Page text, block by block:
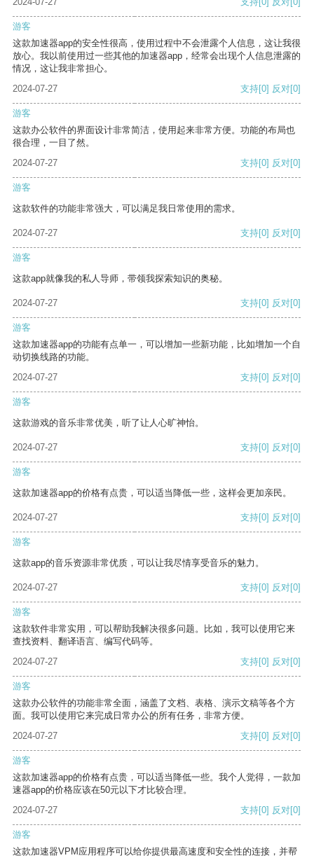
游客
这款加速器app的安全性很高，使用过程中不会泄露个人信息，这让我很
放心。我以前使用过一些其他的加速器app，经常会出现个人信息泄露的
情况，这让我非常担心。
2024-07-27
支持[0] 反对[0]
游客
这款办公软件的界面设计非常简洁，使用起来非常方便。功能的布局也
很合理，一目了然。
2024-07-27
支持[0] 反对[0]
游客
这款软件的功能非常强大，可以满足我日常使用的需求。
2024-07-27 支持[0] 反对[0]
游客
这款app就像我的私人导师，带领我探索知识的奥秘。
2024-07-27 支持[0] 反对[0]
游客
这款加速器app的功能有点单一，可以增加一些新功能，比如增加一个自
动切换线路的功能。
2024-07-27
支持[0] 反对[0]
游客
这款游戏的音乐非常优美，听了让人心旷神怡。
2024-07-27 支持[0] 反对[0]
游客
这款加速器app的价格有点贵，可以适当降低一些，这样会更加亲民。
2024-07-27 支持[0] 反对[0]
游客
这款app的音乐资源非常优质，可以让我尽情享受音乐的魅力。
2024-07-27 支持[0] 反对[0]
游客
这款软件非常实用，可以帮助我解决很多问题。比如，我可以使用它来
查找资料、翻译语言、编写代码等。
2024-07-27
支持[0] 反对[0]
游客
这款办公软件的功能非常全面，涵盖了文档、表格、演示文稿等各个方
面。我可以使用它来完成日常办公的所有任务，非常方便。
2024-07-27
支持[0] 反对[0]
游客
这款加速器app的价格有点贵，可以适当降低一些。我个人觉得，一款加
速器app的价格应该在50元以下才比较合理。
2024-07-27
支持[0] 反对[0]
游客
这款加速器VPM应用程序可以给你提供最高速度和安全性的连接，并帮